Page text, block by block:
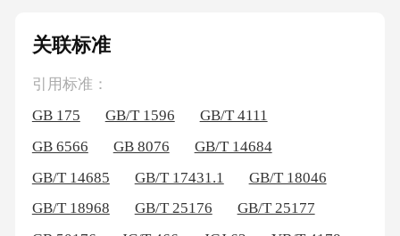
关联标准
引用标准：
GB 175
GB/T 1596
GB/T 4111
GB 6566
GB 8076
GB/T 14684
GB/T 14685
GB/T 17431.1
GB/T 18046
GB/T 18968
GB/T 25176
GB/T 25177